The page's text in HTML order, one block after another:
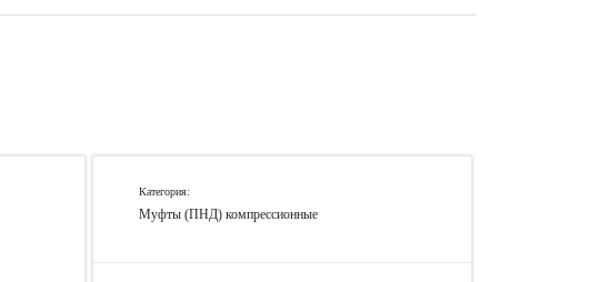
Категория:
Муфты (ПНД) компрессионные